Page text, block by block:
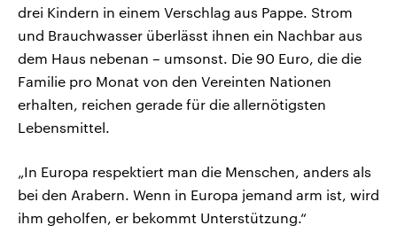
drei Kindern in einem Verschlag aus Pappe. Strom
und Brauchwasser überlässt ihnen ein Nachbar aus
dem Haus nebenan – umsonst. Die 90 Euro, die die
Familie pro Monat von den Vereinten Nationen
erhalten, reichen gerade für die allernötigsten
Lebensmittel.
„In Europa respektiert man die Menschen, anders als
bei den Arabern. Wenn in Europa jemand arm ist, wird
ihm geholfen, er bekommt Unterstützung.“